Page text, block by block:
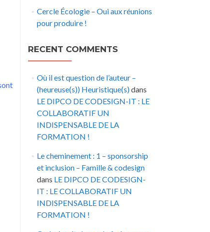
Cercle Écologie – Oui aux réunions
pour produire !
RECENT COMMENTS
Où il est question de l’auteur –
(heureuse(s)) Heuristique(s)dans
LE DIPCO DE CODESIGN-IT : LE
COLLABORATIF UN
INDISPENSABLE DE LA
FORMATION !
Le cheminement : 1 – sponsorship
et inclusion – Famille & codesign
dans LE DIPCO DE CODESIGN-
IT : LE COLLABORATIF UN
INDISPENSABLE DE LA
FORMATION !